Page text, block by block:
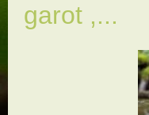
Blog
garot ,...